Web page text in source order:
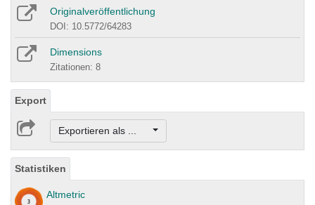
Originalveröffentlichung
DOI: 10.5772/64283
Dimensions
Zitationen: 8
Export
Exportieren als ...
Statistiken
Altmetric